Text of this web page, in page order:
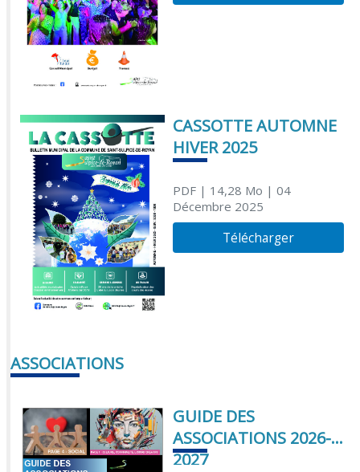
CASSOTTE AUTOMNE
HIVER 2025
PDF| 14,28 Mo | 04
Décembre 2025
Télécharger
ASSOCIATIONS
GUIDE DES
ASSOCIATIONS 2026-
2027